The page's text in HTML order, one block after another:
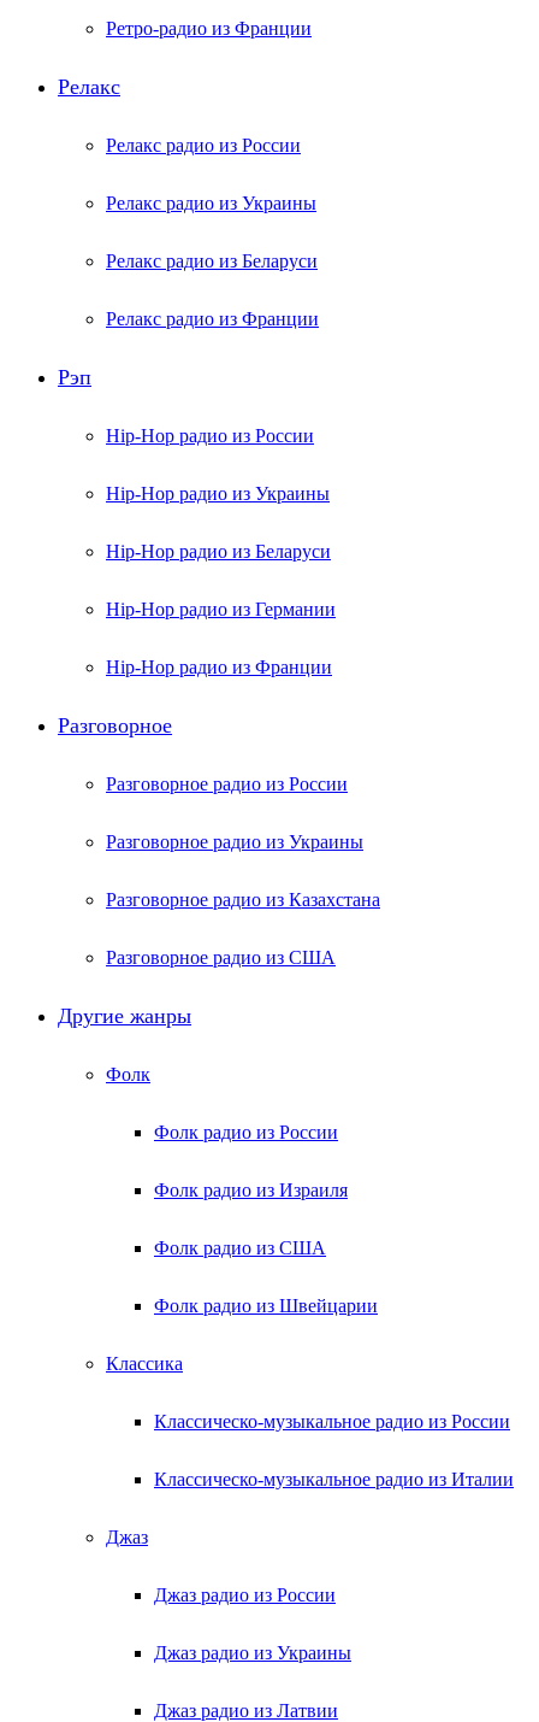
Ретро-радио из Франции
Релакс
Релакс радио из России
Релакс радио из Украины
Релакс радио из Беларуси
Релакс радио из Франции
Рэп
Hip-Hop радио из России
Hip-Hop радио из Украины
Hip-Hop радио из Беларуси
Hip-Hop радио из Германии
Hip-Hop радио из Франции
Разговорное
Разговорное радио из России
Разговорное радио из Украины
Разговорное радио из Казахстана
Разговорное радио из США
Другие жанры
Фолк
Фолк радио из России
Фолк радио из Израиля
Фолк радио из США
Фолк радио из Швейцарии
Классика
Классическо-музыкальное радио из России
Классическо-музыкальное радио из Италии
Джаз
Джаз радио из России
Джаз радио из Украины
Джаз радио из Латвии